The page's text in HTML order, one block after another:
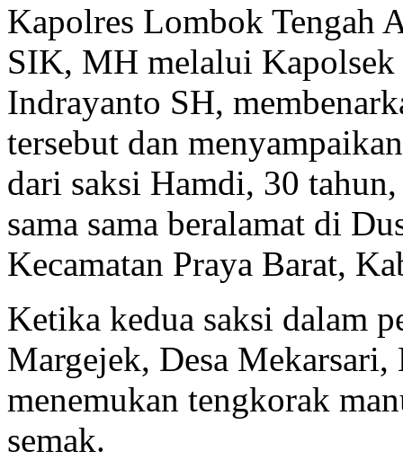
Kapolres Lombok Tengah
SIK, MH melalui
Indrayanto SH,
tersebut dan
dari saksi Hamdi, 30
sama sama beralamat di
Kecamatan Praya Barat,
Ketika kedua saksi dalam
Margejek, Desa Mekarsari,
menemukan tengkorak
semak.